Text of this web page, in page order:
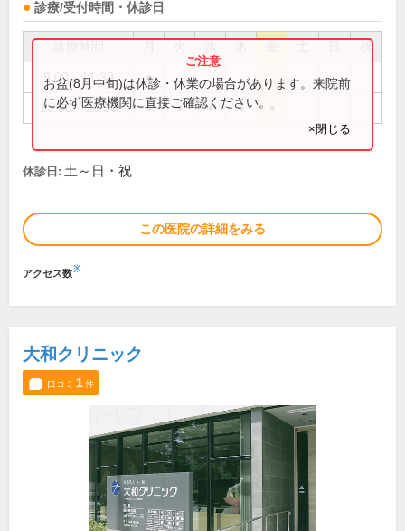
診療/受付時間・休診日
祝
9:00～11:30 ●
13:30～16:30 ● ● ● ●
お盆(8月中旬)は休診・休業の場合があります。来院前
に必ず医療機関に直接ご確認ください。
×閉じる
休診日: 土～日・祝
この医院の詳細をみる
アクセス数※
大和クリニック
口コミ 1件